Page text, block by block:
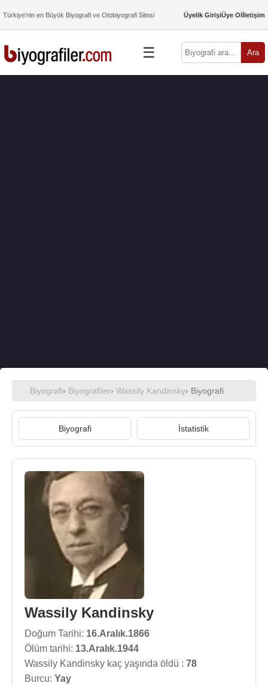
Türkiye’nin en Büyük Biyografi ve Otobiyografi Sitesi Üyelik GirişiÜye Olİletişim
☰ Ara
Biyografi› Biyografiler› Wassily Kandinsky› Biyografi
Biyografi İstatistik
Wassily Kandinsky
Doğum Tarihi: 16.Aralık.1866
Ölüm tarihi: 13.Aralık.1944
Wassily Kandinsky kaç yaşında öldü : 78
Burcu: Yay